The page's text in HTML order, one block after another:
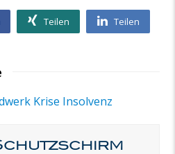
Teilen Teilen